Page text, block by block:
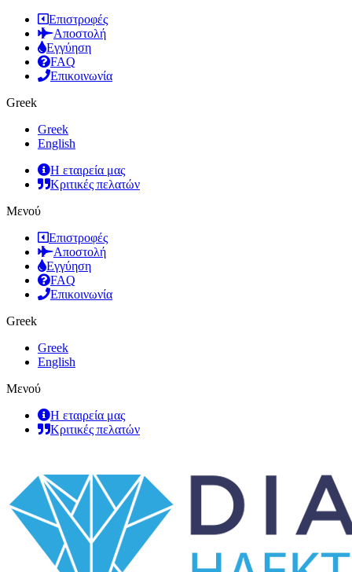
Επιστροφές
Αποστολή
Εγγύηση
FAQ
Επικοινωνία
Greek
Greek
English
Η εταιρεία μας
Κριτικές πελατών
Μενού
Επιστροφές
Αποστολή
Εγγύηση
FAQ
Επικοινωνία
Greek
Greek
English
Μενού
Η εταιρεία μας
Κριτικές πελατών